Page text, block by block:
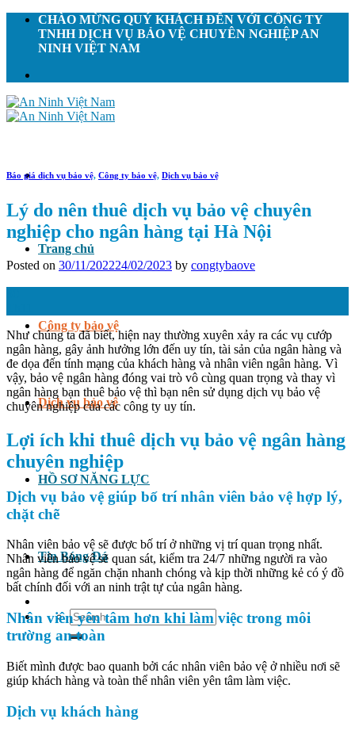
Skip
content
CHÀO MỪNG QUÝ KHÁCH ĐẾN VỚI CÔNG TY
TNHH DỊCH VỤ BẢO VỆ CHUYÊN NGHIỆP AN
NINH VIỆT NAM
Trang chủ
Công ty bảo vệ
Dịch vụ bảo vệ
HỒ SƠ NĂNG LỰC
Tin Bóng Đá
Search
for:
Báo giá dịch vụ bảo vệ, Công ty bảo vệ, Dịch vụ bảo vệ
Lý do nên thuê dịch vụ bảo vệ chuyên
nghiệp cho ngân hàng tại Hà Nội
Posted on 30/11/202224/02/2023 by congtybaove
Như chúng ta đã biết, hiện nay thường xuyên xảy ra các vụ cướp
ngân hàng, gây ảnh hưởng lớn đến uy tín, tài sản của ngân hàng và
đe dọa đến tính mạng của khách hàng và nhân viên ngân hàng. Vì
vậy, bảo vệ ngân hàng đóng vai trò vô cùng quan trọng và thay vì
ngân hàng bạn thuê bảo vệ thì bạn nên sử dụng dịch vụ bảo vệ
chuyên nghiệp của các công ty uy tín.
Lợi ích khi thuê dịch vụ bảo vệ ngân hàng
chuyên nghiệp
Dịch vụ bảo vệ giúp bố trí nhân viên bảo vệ hợp lý,
chặt chẽ
Nhân viên bảo vệ sẽ được bố trí ở những vị trí quan trọng nhất.
Nhân viên bảo vệ sẽ quan sát, kiểm tra 24/7 những người ra vào
ngân hàng để ngăn chặn nhanh chóng và kịp thời những kẻ có ý đồ
bất chính đối với an ninh trật tự của ngân hàng.
Nhân viên yên tâm hơn khi làm việc trong môi
trường an toàn
Biết mình được bao quanh bởi các nhân viên bảo vệ ở nhiều nơi sẽ
giúp khách hàng và toàn thể nhân viên yên tâm làm việc.
Dịch vụ khách hàng